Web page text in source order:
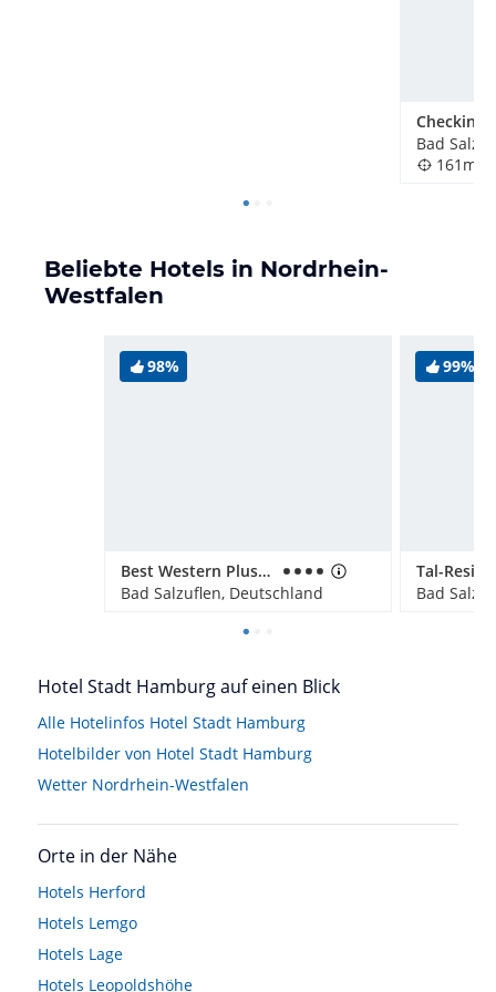
Bad
161m
Beliebte Hotels in Nordrhein-
Westfalen
98%
Best Western Plus Hotel Ostertor
Bad Salzuflen, Deutschland
99%
Tal-
Bad
Hotel Stadt Hamburg auf einen Blick
Alle Hotelinfos Hotel Stadt Hamburg
Hotelbilder von Hotel Stadt Hamburg
Wetter Nordrhein-Westfalen
Orte in der Nähe
Hotels Herford
Hotels Lemgo
Hotels Lage
Hotels Leopoldshöhe